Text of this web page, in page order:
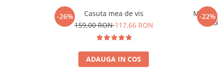
Accesorii Clasice
Hello Kitty - Produse Oficiale
Comic Books (Benzi Desenate)
-26%
Casuta mea de vis
159,00 RON117,66 RON
ADAUGA IN COS
-22%
Marvel